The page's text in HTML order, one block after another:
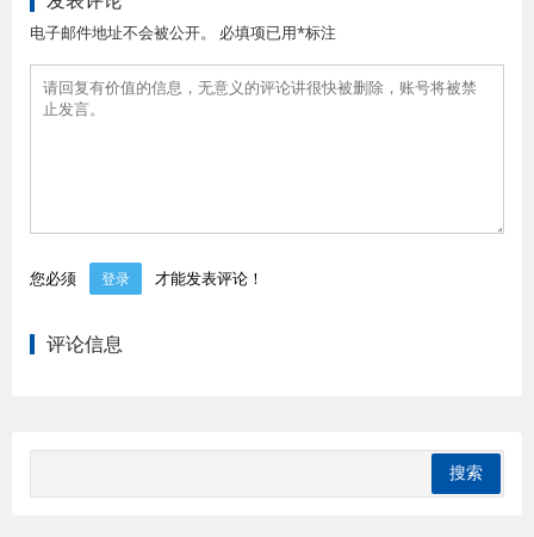
电子邮件地址不会被公开。 必填项已用*标注
您必须 登录 才能发表评论！
评论信息